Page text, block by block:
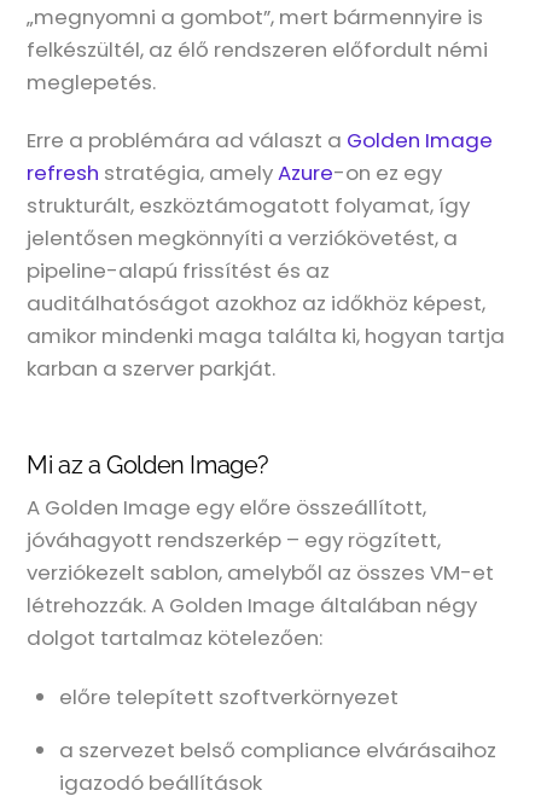
„megnyomni a gombot”, mert bármennyire is
felkészültél, az élő rendszeren előfordult némi
meglepetés.
Erre a problémára ad választ a Golden Image
refresh stratégia, amelyAzure-on ez egy
strukturált, eszköztámogatott folyamat, így
jelentősen megkönnyíti a verziókövetést, a
pipeline-alapú frissítést és az
auditálhatóságot azokhoz az időkhöz képest,
amikor mindenki maga találta ki, hogyan tartja
karban a szerver parkját.
Mi az a Golden Image?
A Golden Image egy előre összeállított,
jóváhagyott rendszerkép – egy rögzített,
verziókezelt sablon, amelyből az összes VM-et
létrehozzák. A Golden Image általában négy
dolgot tartalmaz kötelezően:
előre telepített szoftverkörnyezet
a szervezet belső compliance elvárásaihoz
igazodó beállítások